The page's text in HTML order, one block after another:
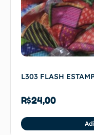
L303 FLASH
R$24,00